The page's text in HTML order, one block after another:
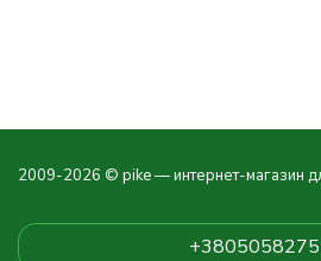
2009-2026 © pike — интернет-магазин